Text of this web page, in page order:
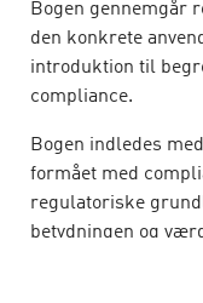
Bogen gennemgår
den konkrete
introduktion til
compliance.
Bogen indledes
formået med
regulatoriske
betydningen og